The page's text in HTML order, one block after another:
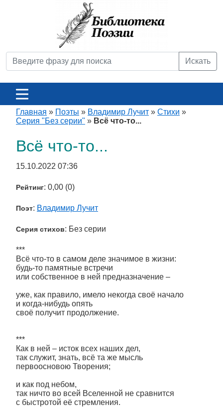
Искать
Главная » Поэты » Владимир Лучит » Стихи »
Серия "Без серии" » Всё что-то...
Всё что-то...
15.10.2022 07:36
Рейтинг: 0,00 (0)
Поэт: Владимир Лучит
Серия стихов: Без серии
***
Всё что-то в самом деле значимое в жизни:
будь-то памятные встречи
или собственное в ней предназначение –
уже, как правило, имело некогда своё начало
и когда-нибудь опять
своё получит продолжение.
***
Как в ней – исток всех наших дел,
так служит, знать, всё та же мысль
первоосновою Творения;
и как под небом,
так ничто во всей Вселенной не сравнится
с быстротой её стремления.